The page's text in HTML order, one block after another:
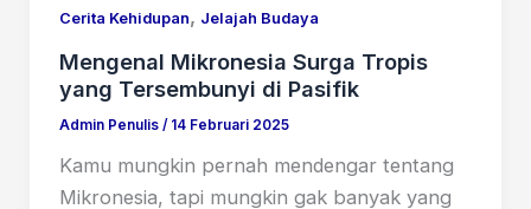
Cerita Kehidupan, Jelajah Budaya
Mengenal Mikronesia Surga Tropis
yang Tersembunyi di Pasifik
Admin Penulis / 14 Februari 2025
Kamu mungkin pernah mendengar tentang
Mikronesia, tapi mungkin gak banyak yang